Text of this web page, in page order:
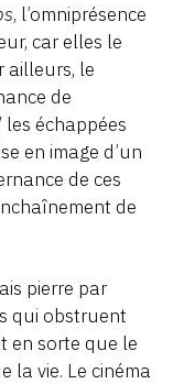
, l’omniprésence
car elles le
ailleurs, le
de
échappées
en image d’un
de ces
de
pierre par
qui obstruent
en sorte que le
la vie. Le cinéma